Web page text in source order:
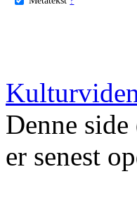
Denne
er senest